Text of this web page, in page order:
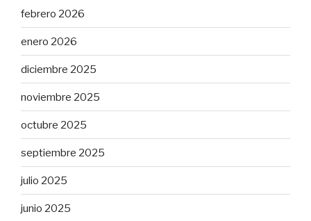
febrero 2026
enero 2026
diciembre 2025
noviembre 2025
octubre 2025
septiembre 2025
julio 2025
junio 2025